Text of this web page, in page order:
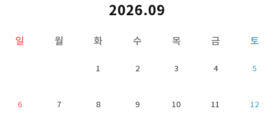
2026.09
일 월 화 수 목 금 토
1 2 3 4 5
6 7 8 9 10 11 12